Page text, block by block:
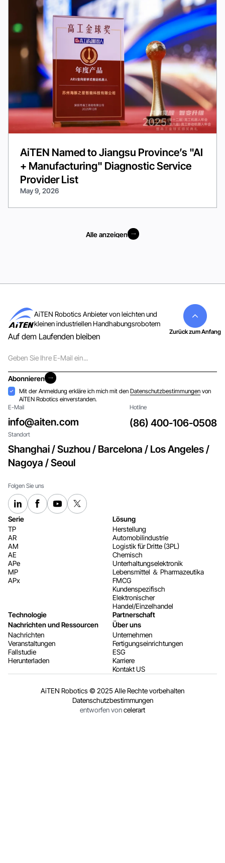
AiTEN Named to Jiangsu Province’s "AI
+ Manufacturing" Diagnostic Service
Provider List
May 9, 2026
Alle anzeigen
AiTEN Robotics Anbieter von leichten und
kleinen industriellen Handhabungsrobotern
Auf dem Laufenden bleiben
Mail
Abonnieren
Abonnieren
Akzeptanz
Mit der Anmeldung erkläre ich mich mit den Datenschutzbestimmungenvon
AiTEN Robotics einverstanden.
E-Mail
info@aiten.com
Hotline
(86) 400-106-0508
Standort
Shanghai / Suzhou / Barcelona / Los Angeles /
Nagoya / Seoul
Folgen Sie uns
Serie
TP
AR
AM
AE
APe
MP
APx
Lösung
Herstellung
Automobilindustrie
Logistik für Dritte (3PL)
Chemisch
Unterhaltungselektronik
Lebensmittel ＆ Pharmazeutika
FMCG
Kundenspezifisch
Elektronischer
Handel/Einzelhandel
Technologie
Partnerschaft
Nachrichten und Ressourcen
Nachrichten
Veranstaltungen
Fallstudie
Herunterladen
Über uns
Unternehmen
Fertigungseinrichtungen
ESG
Karriere
Kontakt US
AiTEN Robotics © 2025 Alle Rechte vorbehalten
Datenschutzbestimmungen
entworfen voncelerart
Zurück zum Anfang